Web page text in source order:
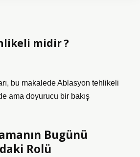
midir ?
bu makalede Ablasyon tehlikeli
ama doyurucu bir bakış
Bugünü
Rolü